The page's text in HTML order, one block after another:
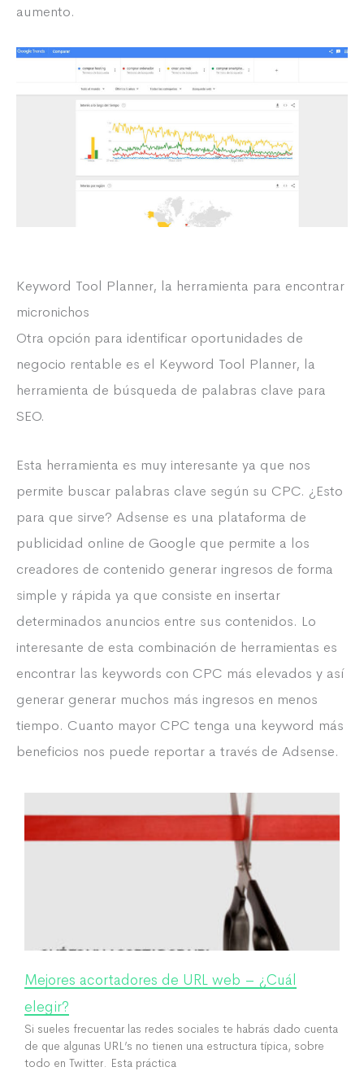
aumento.
Keyword Tool Planner, la herramienta para encontrar
micronichos
Otra opción para identificar oportunidades de
negocio rentable es el Keyword Tool Planner, la
herramienta de búsqueda de palabras clave para
SEO.
Esta herramienta es muy interesante ya que nos
permite buscar palabras clave según su CPC. ¿Esto
para que sirve? Adsense es una plataforma de
publicidad online de Google que permite a los
creadores de contenido generar ingresos de forma
simple y rápida ya que consiste en insertar
determinados anuncios entre sus contenidos. Lo
interesante de esta combinación de herramientas es
encontrar las keywords con CPC más elevados y así
generar generar muchos más ingresos en menos
tiempo. Cuanto mayor CPC tenga una keyword más
beneficios nos puede reportar a través de Adsense.
Mejores acortadores de URL web – ¿Cuál
elegir?
Si sueles frecuentar las redes sociales te habrás dado cuenta
de que algunas URL’s no tienen una estructura típica, sobre
todo en Twitter. Esta práctica